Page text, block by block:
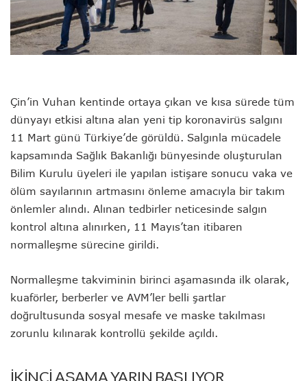
Çin’in Vuhan kentinde ortaya çıkan ve kısa sürede tüm
dünyayı etkisi altına alan yeni tip koronavirüs salgını
11 Mart günü Türkiye’de görüldü. Salgınla mücadele
kapsamında Sağlık Bakanlığı bünyesinde oluşturulan
Bilim Kurulu üyeleri ile yapılan istişare sonucu vaka ve
ölüm sayılarının artmasını önleme amacıyla bir takım
önlemler alındı. Alınan tedbirler neticesinde salgın
kontrol altına alınırken, 11 Mayıs’tan itibaren
normalleşme sürecine girildi.
Normalleşme takviminin birinci aşamasında ilk olarak,
kuaförler, berberler ve AVM’ler belli şartlar
doğrultusunda sosyal mesafe ve maske takılması
zorunlu kılınarak kontrollü şekilde açıldı.
İKİNCİ AŞAMA YARIN BAŞLIYOR